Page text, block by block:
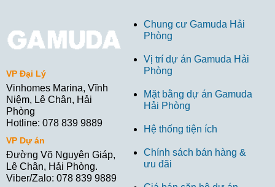
VP Đại Lý
Vinhomes Marina, Vĩnh
Niệm, Lê Chân, Hải
Phòng
Hotline: 078 839 9889
VP Dự án
Đường Võ Nguyên Giáp,
Lê Chân, Hải Phòng.
Viber/Zalo: 078 839 9889
Chung cư Gamuda Hải
Phòng
Vị trí dự án Gamuda Hải
Phòng
Mặt bằng dự án Gamuda
Hải Phòng
Hệ thống tiện ích
Chính sách bán hàng &
ưu đãi